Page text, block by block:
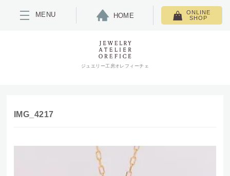
MENU HOME
ONLINE
SHOP
ジュエリー工房オレフィーチェ
IMG_4217